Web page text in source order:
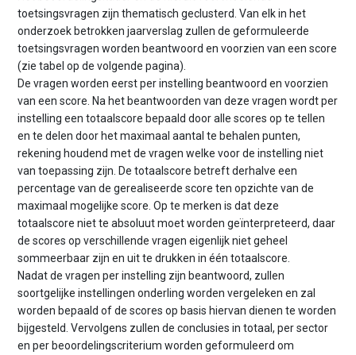
toetsingsvragen zijn thematisch geclusterd. Van elk in het
onderzoek betrokken jaarverslag zullen de geformuleerde
toetsingsvragen worden beantwoord en voorzien van een score
(zie tabel op de volgende pagina).
De vragen worden eerst per instelling beantwoord en voorzien
van een score. Na het beantwoorden van deze vragen wordt per
instelling een totaalscore bepaald door alle scores op te tellen
en te delen door het maximaal aantal te behalen punten,
rekening houdend met de vragen welke voor de instelling niet
van toepassing zijn. De totaalscore betreft derhalve een
percentage van de gerealiseerde score ten opzichte van de
maximaal mogelijke score. Op te merken is dat deze
totaalscore niet te absoluut moet worden geïnterpreteerd, daar
de scores op verschillende vragen eigenlijk niet geheel
sommeerbaar zijn en uit te drukken in één totaalscore.
Nadat de vragen per instelling zijn beantwoord, zullen
soortgelijke instellingen onderling worden vergeleken en zal
worden bepaald of de scores op basis hiervan dienen te worden
bijgesteld. Vervolgens zullen de conclusies in totaal, per sector
en per beoordelingscriterium worden geformuleerd om